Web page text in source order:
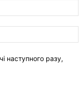
наступного разу,